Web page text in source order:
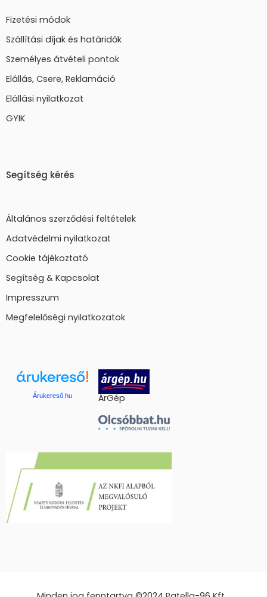
Fizetési módok
Szállítási díjak és határidők
Személyes átvételi pontok
Elállás, Csere, Reklamáció
Elállási nyilatkozat
GYIK
Segítség kérés
Általános szerződési feltételek
Adatvédelmi nyilatkozat
Cookie tájékoztató
Segítség & Kapcsolat
Impresszum
Megfelelőségi nyilatkozatok
Árukereső.hu ÁrGép